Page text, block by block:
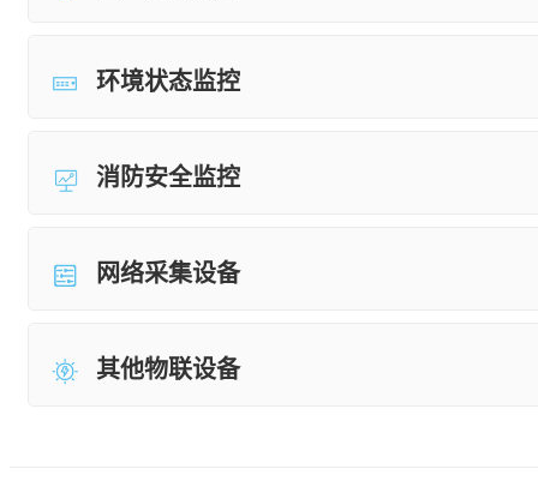
环境状态监控
消防安全监控
网络采集设备
其他物联设备